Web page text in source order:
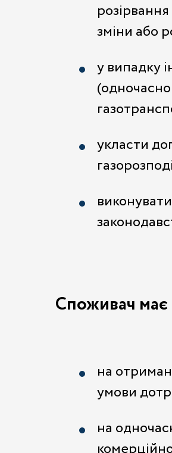
зміни або
у випадку
укласти
Споживач
на
умови
на